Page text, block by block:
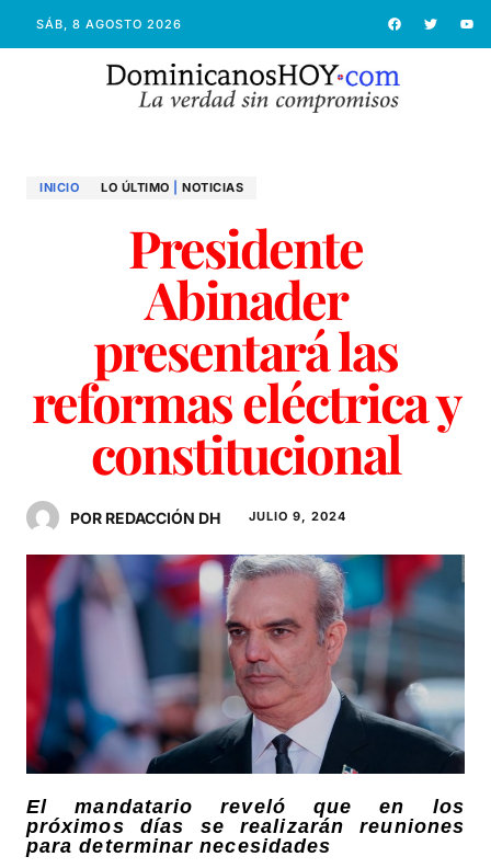
SÁB, 8 AGOSTO 2026
INICIO LO ÚLTIMO NOTICIAS
Presidente
Abinader
presentará las
reformas eléctrica y
constitucional
POR REDACCIÓN DH JULIO 9, 2024
El mandatario reveló que en los
próximos días se realizarán reuniones
para determinar necesidades